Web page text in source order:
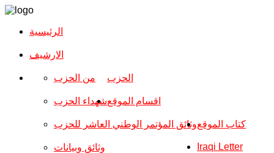
الرئيسية
الارشیف
الحزب من الحزب
شهداء الحزب
وثائق المؤتمر الوطني العاشر للحزب
وثائق وبيانات
اقسام الموقع
كتاب الموقع
Iraqi Letter